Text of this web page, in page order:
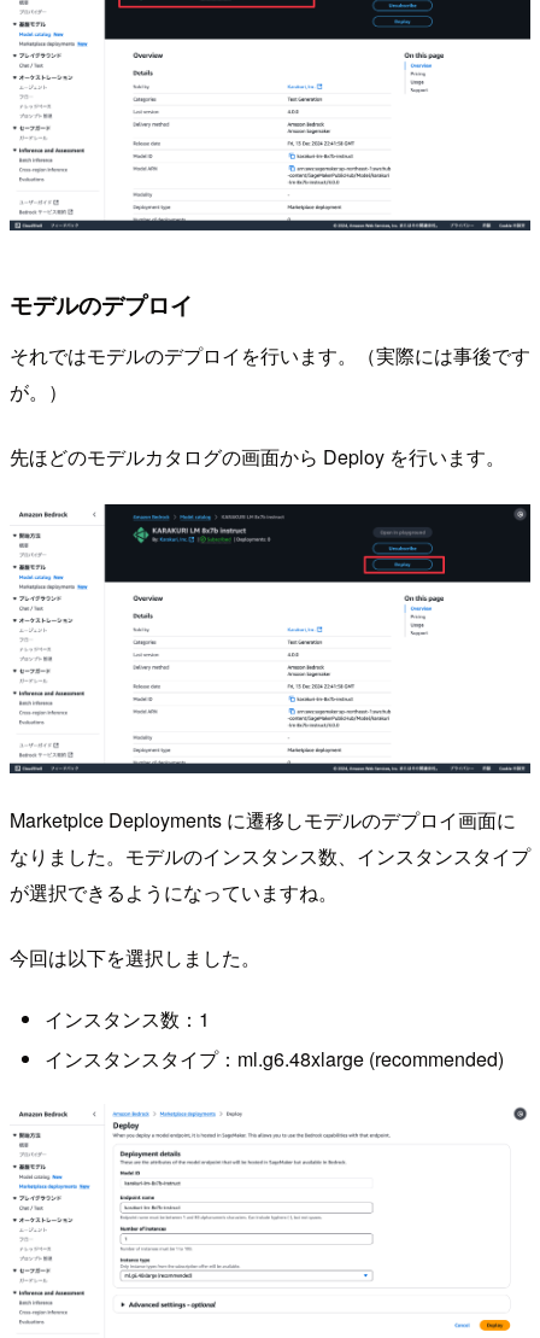
モデルのデプロイ
それではモデルのデプロイを行います。（実際には事後です
が。）
先ほどのモデルカタログの画面から Deploy を行います。
Marketplce Deployments に遷移しモデルのデプロイ画面に
なりました。モデルのインスタンス数、インスタンスタイプ
が選択できるようになっていますね。
今回は以下を選択しました。
インスタンス数：1
インスタンスタイプ：ml.g6.48xlarge (recommended)